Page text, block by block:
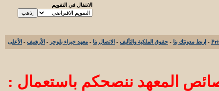
الانتقال في التقويم
- اربط مدونتك بنا - حقوق الملكية والتأليف - الاتصال بنا - معهد خبراء بلوجر - الأرشيف - الأعلى
المعهد ننصحكم باستعمال :